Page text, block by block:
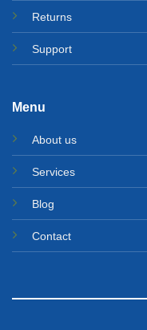
Returns
Support
Menu
About us
Services
Blog
Contact